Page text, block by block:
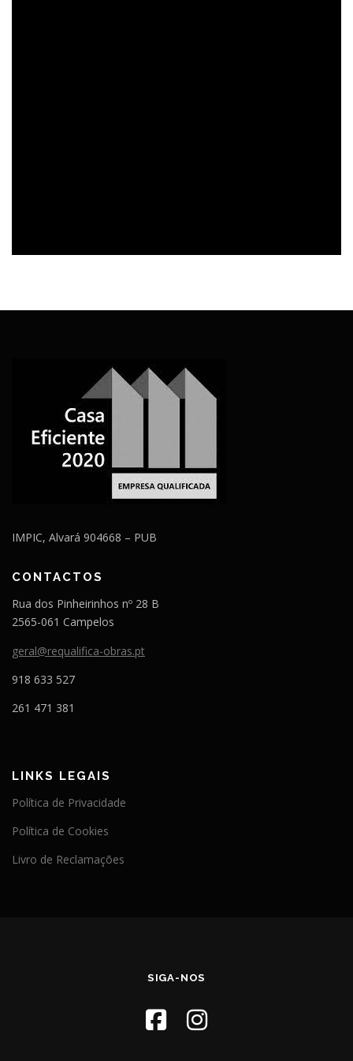
IMPIC, Alvará 904668 – PUB
CONTACTOS
Rua dos Pinheirinhos nº 28 B
2565-061 Campelos
geral@requalifica-obras.pt
918 633 527
261 471 381
LINKS LEGAIS
Política de Privacidade
Política de Cookies
Livro de Reclamações
SIGA-NOS